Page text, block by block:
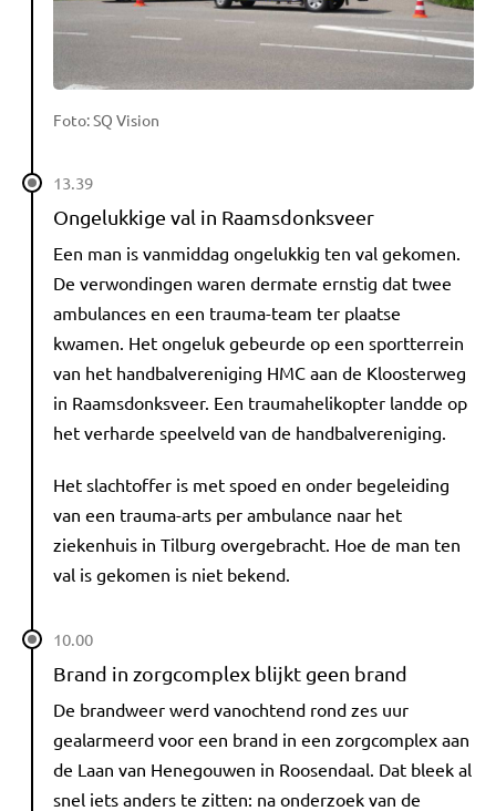
Foto: SQ Vision
13.39
Ongelukkige val in Raamsdonksveer
Een man is vanmiddag ongelukkig ten val gekomen.
De verwondingen waren dermate ernstig dat twee
ambulances en een trauma-team ter plaatse
kwamen. Het ongeluk gebeurde op een sportterrein
van het handbalvereniging HMC aan de Kloosterweg
in Raamsdonksveer. Een traumahelikopter landde op
het verharde speelveld van de handbalvereniging.
Het slachtoffer is met spoed en onder begeleiding
van een trauma-arts per ambulance naar het
ziekenhuis in Tilburg overgebracht. Hoe de man ten
val is gekomen is niet bekend.
10.00
Brand in zorgcomplex blijkt geen brand
De brandweer werd vanochtend rond zes uur
gealarmeerd voor een brand in een zorgcomplex aan
de Laan van Henegouwen in Roosendaal. Dat bleek al
snel iets anders te zitten: na onderzoek van de